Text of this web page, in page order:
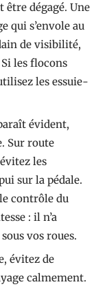
dégagé. Une
qui s’envole au
de visibilité,
les flocons
les essuie-
évident,
Sur route
les
sur la pédale.
contrôle du
: il n’a
vos roues.
évitez de
calmement.